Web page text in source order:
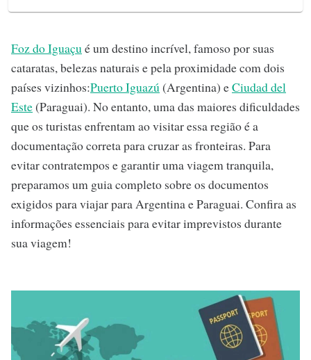
Foz do Iguaçué um destino incrível, famoso por suas
cataratas, belezas naturais e pela proximidade com dois
países vizinhos:Puerto Iguazú(Argentina) eCiudad del
Este(Paraguai). No entanto, uma das maiores dificuldades
que os turistas enfrentam ao visitar essa região é a
documentação correta para cruzar as fronteiras. Para
evitar contratempos e garantir uma viagem tranquila,
preparamos um guia completo sobre os documentos
exigidos para viajar para Argentina e Paraguai. Confira as
informações essenciais para evitar imprevistos durante
sua viagem!